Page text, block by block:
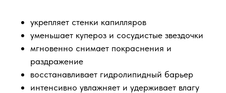
укрепляет стенки капилляров
уменьшает купероз и сосудистые звездочки
мгновенно снимает покраснения и
раздражение
восстанавливает гидролипидный барьер
интенсивно увлажняет и удерживает влагу